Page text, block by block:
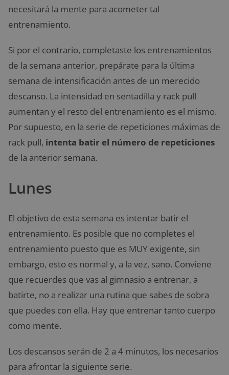
necesitará la mente para acometer tal
entrenamiento.
Si por el contrario, completaste los entrenamientos
de la semana anterior, prepárate para la última
semana de intensificación antes de un merecido
descanso. La intensidad en sentadilla y rack pull
aumentan y el resto del entrenamiento es el mismo.
Por supuesto, en la serie de repeticiones máximas de
rack pull, intenta batir el número de repeticiones
de la anterior semana.
Lunes
El objetivo de esta semana es intentar batir el
entrenamiento. Es posible que no completes el
entrenamiento puesto que es MUY exigente, sin
embargo, esto es normal y, a la vez, sano. Conviene
que recuerdes que vas al gimnasio a entrenar, a
batirte, no a realizar una rutina que sabes de sobra
que puedes con ella. Hay que entrenar tanto cuerpo
como mente.
Los descansos serán de 2 a 4 minutos, los necesarios
para afrontar la siguiente serie.